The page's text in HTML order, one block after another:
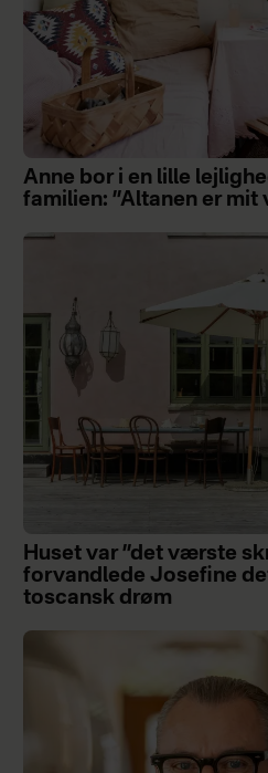
Anne bor i en lille
familien: ”Altanen er mit
Huset var ”det værste
forvandlede Josefine
toscansk drøm